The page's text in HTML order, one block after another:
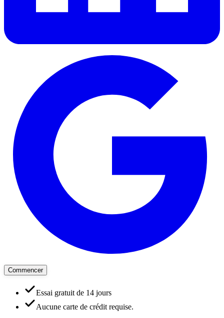
Commencer
Essai gratuit de 14 jours
Aucune carte de crédit requise.